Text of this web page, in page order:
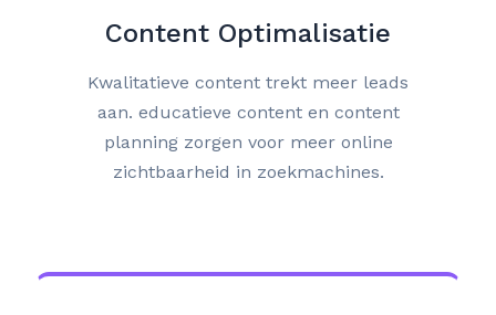
Content Optimalisatie
Kwalitatieve content trekt meer leads
aan. educatieve content en content
planning zorgen voor meer online
zichtbaarheid in zoekmachines.